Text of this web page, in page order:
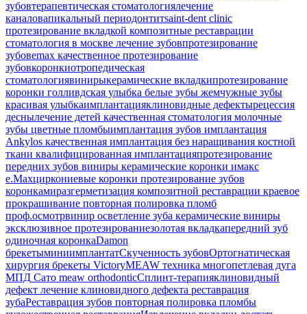
зубовтерапевтическая стоматологиялечение
каналовапикальный периодонтитsaint-dent clinic
протезирование вкладкой композитные реставрации
стоматология в москве лечение зубовпротезирование
зубовemax качественное протезирование
зубовкоронкиотропедическая
стоматологиявинирыкерамические вкладкипротезирование
коронки голливдская улыбка белые зубы жемчужные зубы
красивая улыбкаимплантацияклиновидные дефектырецессия
деснылечение детей качественная стоматология молочные
зубы цветные пломбыимплантация зубов имплантация
Ankylos качественная имплантация без наращивания костной
ткани квалифицированная имплантацияпротезирование
передних зубов виниры керамические коронки имакс
e.Maxциркониевые коронки протезирование зубов
коронкамиразгерметизация композитной реставрации краевое
прокрашивание повторная полировка пломб
проф.осмотрвинир осветление зуба керамические виниры
эксклюзивное протезированиезолотая вкладкапередний зуб
одиночная коронкаDamon
брекетыминиимплантатСкученность зубовОртогнатическая
хирургия брекеты VictoryMEAW техника многопетлевая дуга
МПД Сато meaw orthodonticСплинт-терапияклиновидный
дефект лечение клиновидного дефекта реставрация
зубаРеставрация зубов повторная полировка пломбы